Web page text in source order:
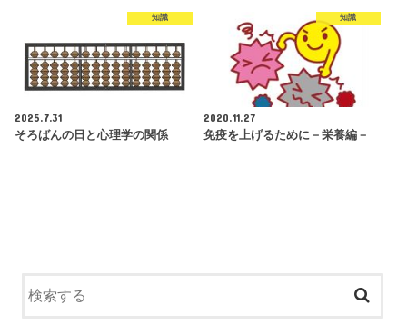
知識
2025.7.31
そろばんの日と心理学の関係
知識
2020.11.27
免疫を上げるために－栄養編－